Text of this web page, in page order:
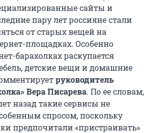
сайты и
пару лет россияне стали
от старых вещей на
площадках. Особенно
барахолках раскупается
детские вещи и домашние
руководитель
Вера Писарева. По ее словам,
назад такие сервисы не
спросом, поскольку
предпочитали «пристраивать»